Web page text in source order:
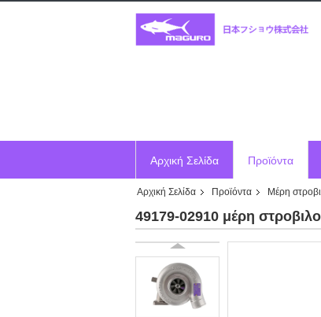
Αρχική Σελίδα Προϊόντα
Ζητήστε ένα απόσπασμα Vr
Αρχική Σελίδα Προϊόντα Μέρη
49179-02910 μέρη